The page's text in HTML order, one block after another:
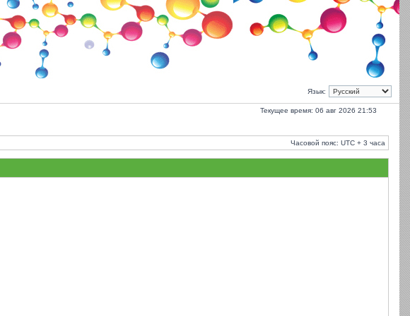
Язык:
Текущее время: 06 авг 2026 21:53
Часовой пояс: UTC + 3 часа